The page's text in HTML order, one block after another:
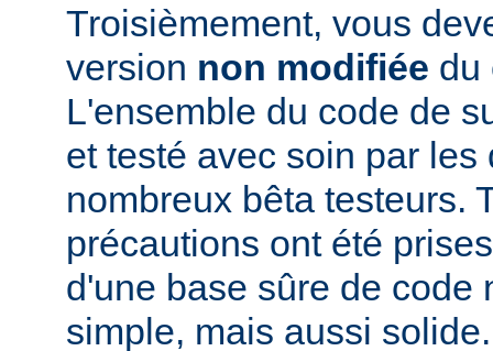
Troisièmement, vous
version non modifiée du
L'ensemble du code de
et testé avec soin par
nombreux bêta testeurs.
précautions ont été
d'une base sûre de code
simple, mais aussi